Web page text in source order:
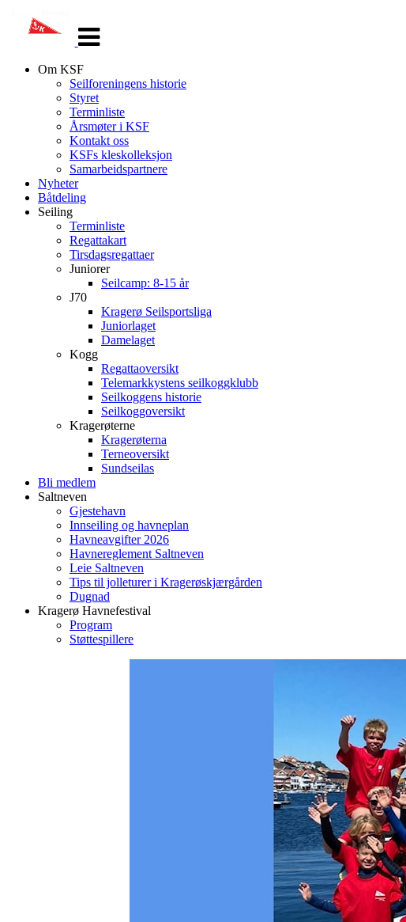
navigasjon
Om KSF
Seilforeningens historie
Styret
Terminliste
Årsmøter i KSF
Kontakt oss
KSFs kleskolleksjon
Samarbeidspartnere
Nyheter
Båtdeling
Seiling
Terminliste
Regattakart
Tirsdagsregattaer
Juniorer
Seilcamp: 8-15 år
J70
Kragerø Seilsportsliga
Juniorlaget
Damelaget
Kogg
Regattaoversikt
Telemarkkystens seilkoggklubb
Seilkoggens historie
Seilkoggoversikt
Kragerøterne
Kragerøterna
Terneoversikt
Sundseilas
Bli medlem
Saltneven
Gjestehavn
Innseiling og havneplan
Havneavgifter 2026
Havnereglement Saltneven
Leie Saltneven
Tips til jolleturer i Kragerøskjærgården
Dugnad
Kragerø Havnefestival
Program
Støttespillere